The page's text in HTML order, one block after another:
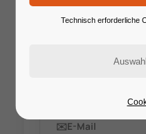
✉️E-Mail
Technisch erforderliche